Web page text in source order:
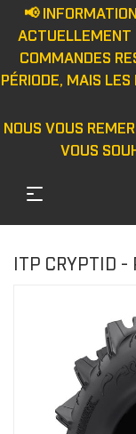
📢
ACTUELLEMENT
COMMANDES
PÉRIODE, MAIS
NOUS VOUS
VOUS
ITP CRYPTID -